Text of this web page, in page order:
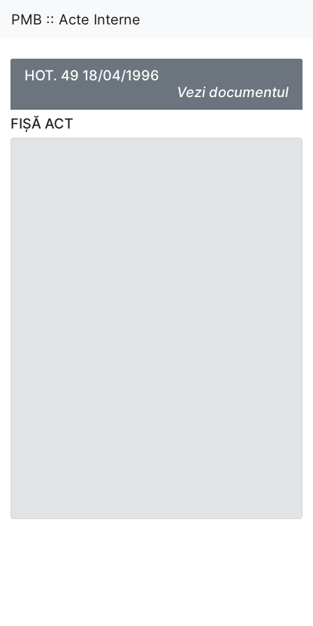
PMB :: Acte Interne
HOT. 49 18/04/1996
Vezi documentul
FIȘĂ ACT